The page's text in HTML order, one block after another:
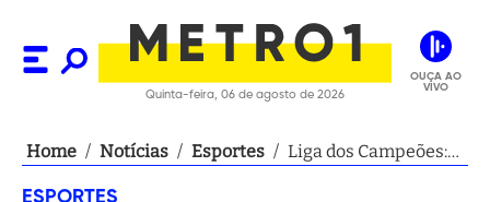
Quinta-feira, 06 de agosto de 2026
OUÇA AO
VIVO
Home / Notícias / Esportes / Liga dos Campeões:
ESPORTES